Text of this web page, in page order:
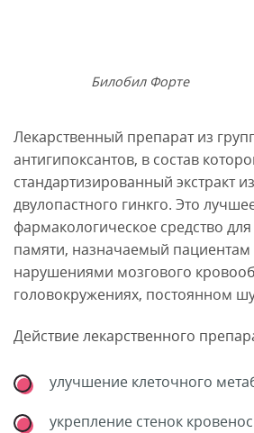
Билобил Форте
Лекарственный препарат из
антигипоксантов, в состав
стандартизированный экстракт
двулопастного гинкго. Это
фармакологическое средство
памяти, назначаемый
нарушениями мозгового
головокружениях, постоянном
Действие лекарственного
улучшение клеточного
укрепление стенок